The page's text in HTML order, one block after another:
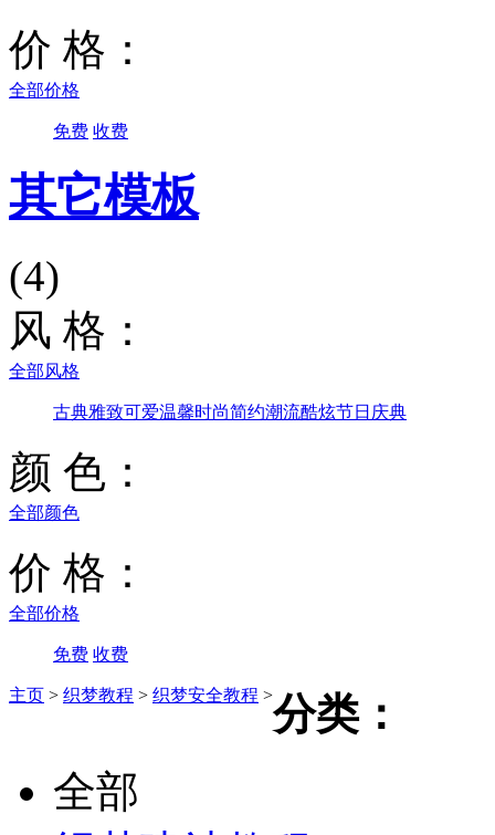
价 格：
全部价格
免费 收费
其它模板
(4)
风 格：
全部风格
古典雅致可爱温馨时尚简约潮流酷炫节日庆典
颜 色：
全部颜色
价 格：
全部价格
免费 收费
主页 > 织梦教程 > 织梦安全教程 >分类：
全部